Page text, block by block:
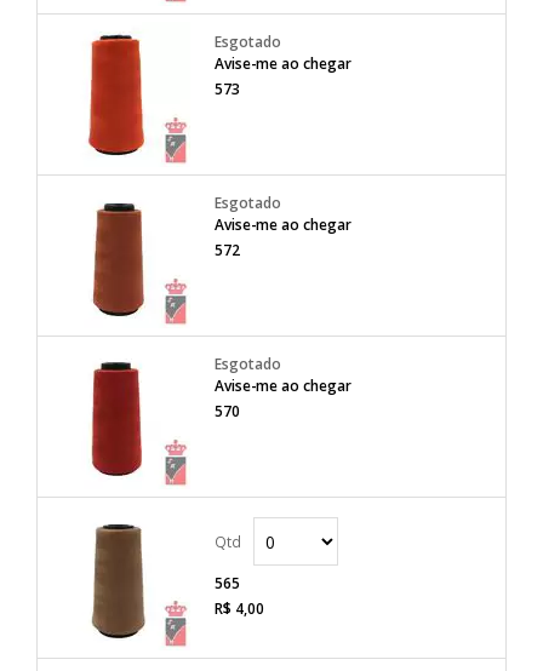
Avise-me ao chegar
573
Avise-me ao chegar
572
Avise-me ao chegar
570
565
R$ 4,00